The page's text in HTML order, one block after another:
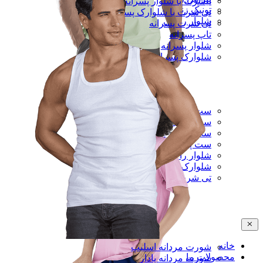
تونیک زنانه
شلوار راحتی
ست تی شرت و شلوار مردانه
ست رکابی و شلوارک مردانه
ست تی شرت و شلوارک مردانه
ست پیراهن و شلوار مردانه
شلوار راحتی مردانه
شلوارک راحتی مردانه
تی شرت مردانه
تی شرت با شلوارک پسرانه
تی شرت پسرانه
تاپ پسرانه
شلوار پسرانه
شلوارک پسرانه
شورت مردانه اسلیپ
شورت مردانه پادار
خانه
محصولات ما